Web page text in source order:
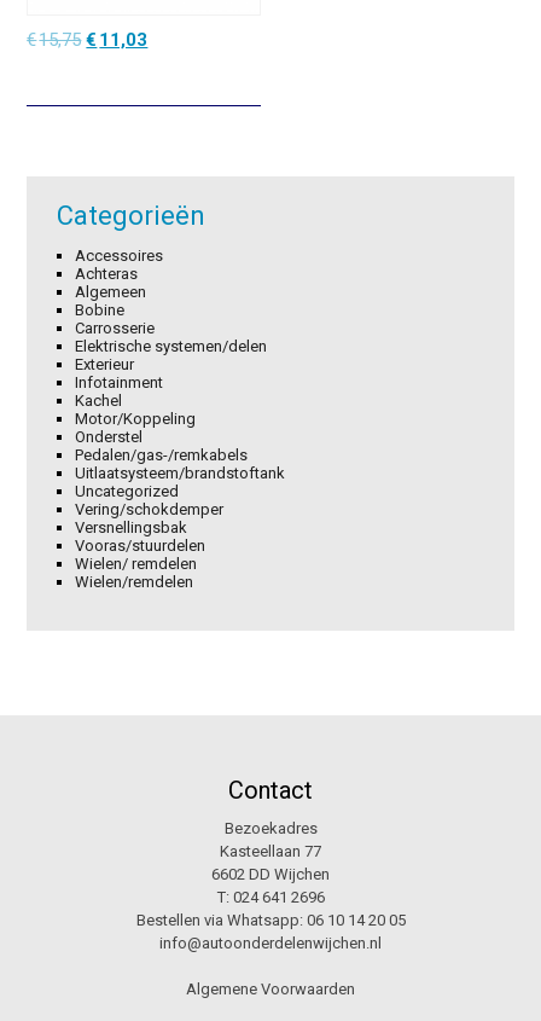
€15,75Oorspronkelijke
€15,75.
€ 11,03
€11,03.
Categorieën
Accessoires
Achteras
Algemeen
Bobine
Carrosserie
Elektrische systemen/delen
Exterieur
Infotainment
Kachel
Motor/Koppeling
Onderstel
Pedalen/gas-/remkabels
Uitlaatsysteem/brandstoftank
Uncategorized
Vering/schokdemper
Versnellingsbak
Vooras/stuurdelen
Wielen/ remdelen
Wielen/remdelen
Contact
Bezoekadres
Kasteellaan 77
6602 DD Wijchen
T: 024 641 2696
Bestellen via Whatsapp: 06 10 14 20 05
info@autoonderdelenwijchen.nl
Algemene Voorwaarden